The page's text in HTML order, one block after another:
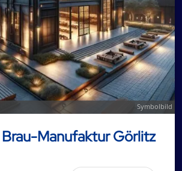
Symbolbild
Manufaktur Görlitz